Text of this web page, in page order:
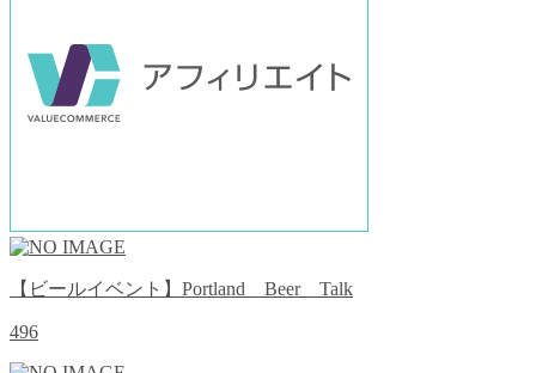
【ビールイベント】Portland Beer Talk
496